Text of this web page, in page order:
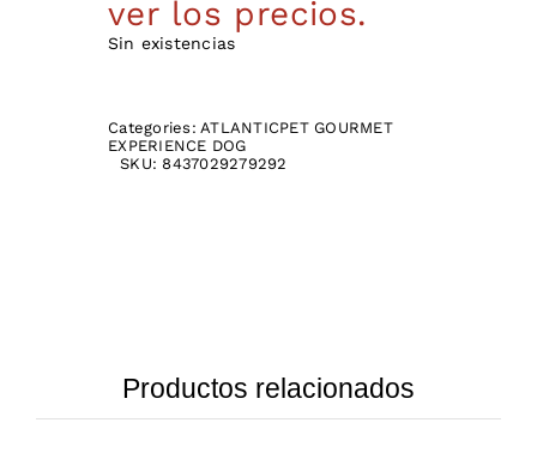
ver los precios.
Sin existencias
Categories: ATLANTICPET GOURMET
EXPERIENCE DOG
SKU: 8437029279292
Productos relacionados